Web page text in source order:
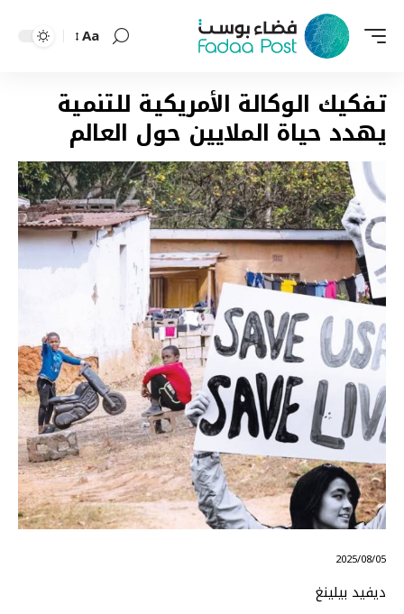
Font
Aa
تفكيك الوكالة الأمريكية للتنمية
يهدد حياة الملايين حول العالم
⠀ 2025/08/05
ديفيد بيلينغ